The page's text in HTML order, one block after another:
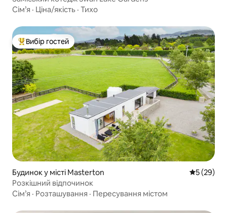
Сім’я · Ціна/якість · Тихо
Топ вибір гостей
Вибір гостей
Будинок у місті Masterton Середня
5 (29)
Розкішний відпочинок
Сім’я · Розташування · Пересування містом